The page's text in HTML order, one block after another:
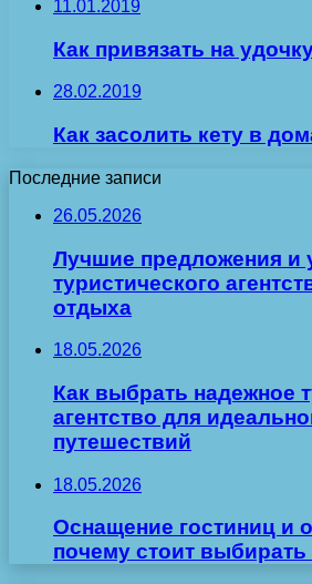
11.01.2019
Как привязать на
28.02.2019
Как засолить кету в
Последние записи
26.05.2026
Лучшие предложения и
туристического
отдыха
18.05.2026
Как выбрать надежное
агентство для
путешествий
18.05.2026
Оснащение гостиниц и
почему стоит